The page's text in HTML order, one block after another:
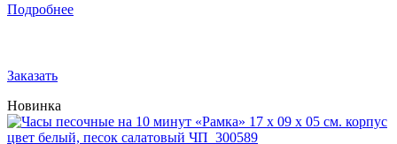
Подробнее
Заказать
Новинка